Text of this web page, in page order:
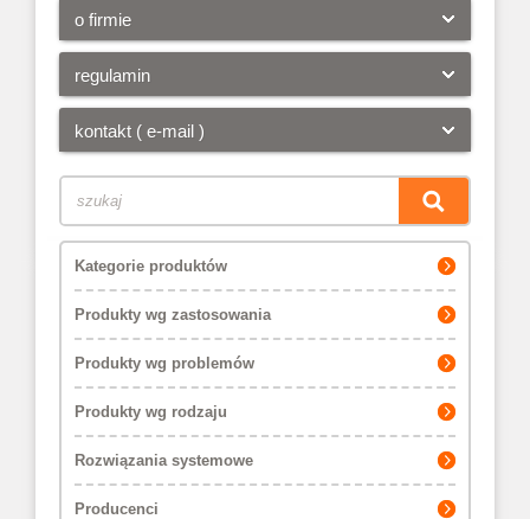
o firmie
regulamin
kontakt ( e-mail )
Kategorie produktów
Produkty wg zastosowania
Produkty wg problemów
Produkty wg rodzaju
Rozwiązania systemowe
Producenci